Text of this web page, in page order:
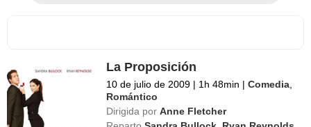
La Proposición
10 de julio de 2009 | 1h 48min | Comedia,
Romántico
Dirigida por Anne Fletcher